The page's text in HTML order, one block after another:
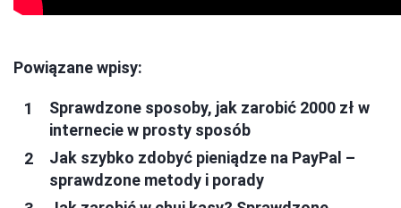
Powiązane wpisy:
Sprawdzone sposoby, jak zarobić 2000 zł w
internecie w prosty sposób
Jak szybko zdobyć pieniądze na PayPal –
sprawdzone metody i porady